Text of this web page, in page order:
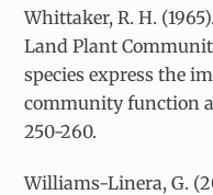
Whittaker, R. H.
Land Plant
species express the
community function
250-260.
Williams-Linera, G.